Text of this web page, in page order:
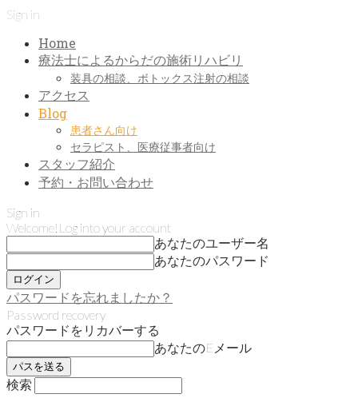
Sign in
Home
療法士によるからだの施術リハビリ
装具の相談、ボトックス注射の相談
アクセス
Blog
患者さん向け
セラピスト、医療従事者向け
スタッフ紹介
予約・お問い合わせ
Sign in
Welcome! Log into your account
あなたのユーザー名
あなたのパスワード
パスワードを忘れましたか？
Password recovery
パスワードをリカバーする
あなたのEメール
検索